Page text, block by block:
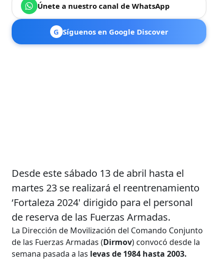
Únete a nuestro canal de WhatsApp
G Síguenos en Google Discover
Desde este sábado 13 de abril hasta el
martes 23 se realizará el reentrenamiento
‘Fortaleza 2024' dirigido para el personal
de reserva de las Fuerzas Armadas.
La Dirección de Movilización del Comando Conjunto
de las Fuerzas Armadas (Dirmov) convocó desde la
semana pasada a las levas de 1984 hasta 2003.